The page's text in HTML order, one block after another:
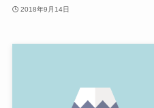
2018年9月14日